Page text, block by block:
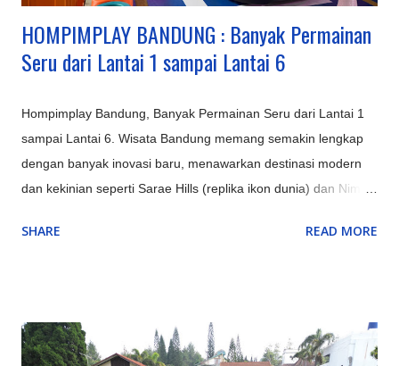
d...
HOMPIMPLAY BANDUNG : Banyak Permainan
Seru dari Lantai 1 sampai Lantai 6
Hompimplay Bandung, Banyak Permainan Seru dari Lantai 1
sampai Lantai 6. Wisata Bandung memang semakin lengkap
dengan banyak inovasi baru, menawarkan destinasi modern
dan kekinian seperti Sarae Hills (replika ikon dunia) dan Nimo
unik seperti Hutan Mycelia (dunia jamur magis) dan Bird &
Bandung dengan sentuhan instagrammable dan edukatif.
Inovasi Destinasi Wisata Bandung Terbaru & Kekinian: Sarae
SHARE READ MORE